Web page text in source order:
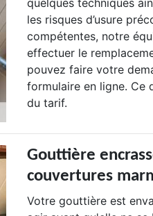
quelques techniques
les risques d’usure
compétentes, notre
effectuer le
pouvez faire votre
formulaire en ligne. Ce
du tarif.
Gouttière
couvertures
Votre gouttière est